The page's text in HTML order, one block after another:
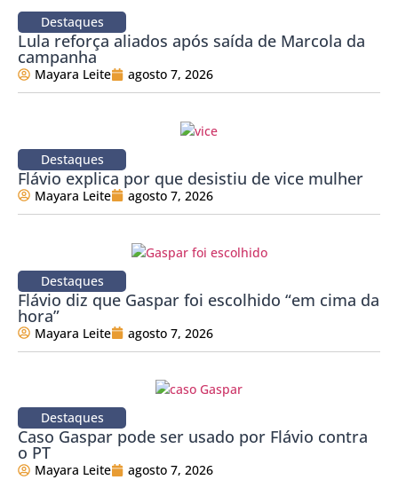
Destaques
Lula reforça aliados após saída de Marcola da
campanha
Mayara Leite agosto 7, 2026
Destaques
Flávio explica por que desistiu de vice mulher
Mayara Leite agosto 7, 2026
Destaques
Flávio diz que Gaspar foi escolhido “em cima da
hora”
Mayara Leite agosto 7, 2026
Destaques
Caso Gaspar pode ser usado por Flávio contra
o PT
Mayara Leite agosto 7, 2026